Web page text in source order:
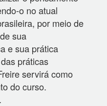
o no atual
por meio de
sua
e sua prática
práticas
servirá como
do curso.